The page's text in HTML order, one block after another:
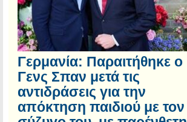
Γερμανία: Παραιτήθηκε ο
Γενς Σπαν μετά τις
αντιδράσεις για την
απόκτηση παιδιού με τον